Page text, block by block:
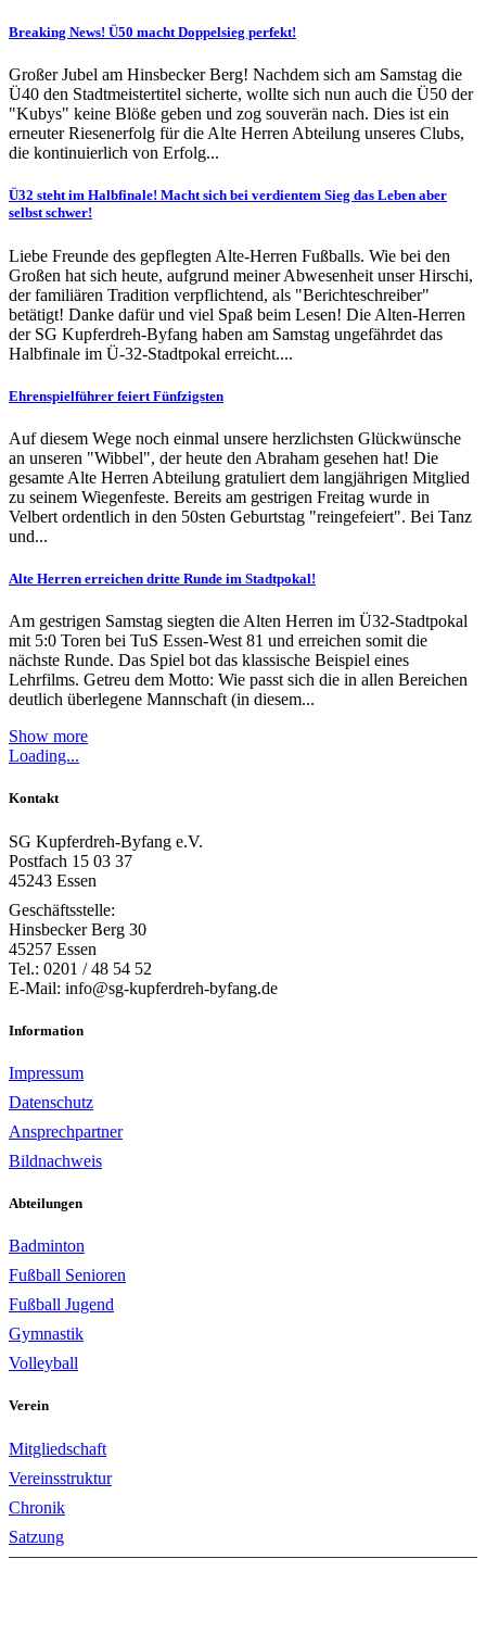
Breaking News! Ü50 macht Doppelsieg perfekt!
Großer Jubel am Hinsbecker Berg! Nachdem sich am Samstag die
Ü40 den Stadtmeistertitel sicherte, wollte sich nun auch die Ü50 der
"Kubys" keine Blöße geben und zog souverän nach. Dies ist ein
erneuter Riesenerfolg für die Alte Herren Abteilung unseres Clubs,
die kontinuierlich von Erfolg...
Ü32 steht im Halbfinale! Macht sich bei verdientem Sieg das Leben aber
selbst schwer!
Liebe Freunde des gepflegten Alte-Herren Fußballs. Wie bei den
Großen hat sich heute, aufgrund meiner Abwesenheit unser Hirschi,
der familiären Tradition verpflichtend, als "Berichteschreiber"
betätigt! Danke dafür und viel Spaß beim Lesen! Die Alten-Herren
der SG Kupferdreh-Byfang haben am Samstag ungefährdet das
Halbfinale im Ü-32-Stadtpokal erreicht....
Ehrenspielführer feiert Fünfzigsten
Auf diesem Wege noch einmal unsere herzlichsten Glückwünsche
an unseren "Wibbel", der heute den Abraham gesehen hat! Die
gesamte Alte Herren Abteilung gratuliert dem langjährigen Mitglied
zu seinem Wiegenfeste. Bereits am gestrigen Freitag wurde in
Velbert ordentlich in den 50sten Geburtstag "reingefeiert". Bei Tanz
und...
Alte Herren erreichen dritte Runde im Stadtpokal!
Am gestrigen Samstag siegten die Alten Herren im Ü32-Stadtpokal
mit 5:0 Toren bei TuS Essen-West 81 und erreichen somit die
nächste Runde. Das Spiel bot das klassische Beispiel eines
Lehrfilms. Getreu dem Motto: Wie passt sich die in allen Bereichen
deutlich überlegene Mannschaft (in diesem...
Show more
Loading...
Kontakt
SG Kupferdreh-Byfang e.V.
Postfach 15 03 37
45243 Essen
Geschäftsstelle:
Hinsbecker Berg 30
45257 Essen
Tel.: 0201 / 48 54 52
E-Mail: info@sg-kupferdreh-byfang.de
Information
Impressum
Datenschutz
Ansprechpartner
Bildnachweis
Abteilungen
Badminton
Fußball Senioren
Fußball Jugend
Gymnastik
Volleyball
Verein
Mitgliedschaft
Vereinsstruktur
Chronik
Satzung